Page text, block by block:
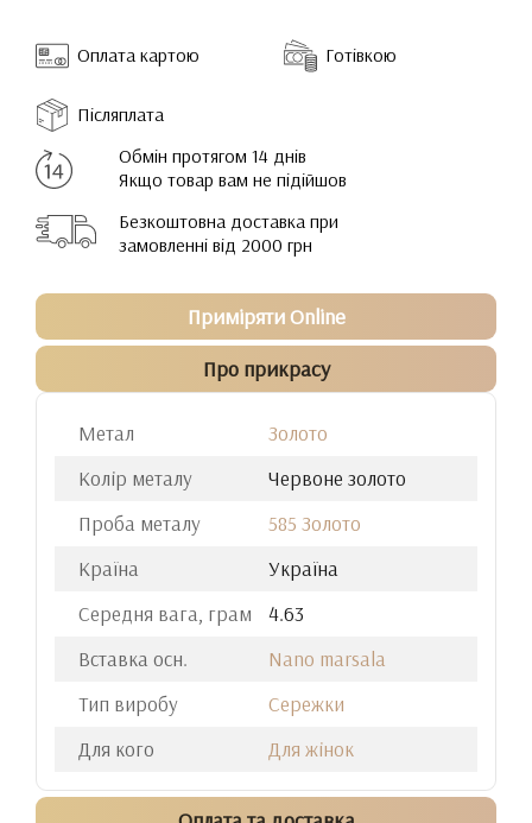
Оплата картою Готівкою
Післяплата
Обмін протягом 14 днів
Якщо товар вам не підійшов
Безкоштовна доставка при
замовленні від 2000 грн
Приміряти Online
Про прикрасу
Метал
Золото
Колір металу
Червоне золото
Проба металу
585 Золото
Країна
Україна
Середня вага, грам
4.63
Вставка осн.
Nano marsala
Тип виробу
Сережки
Для кого
Для жінок